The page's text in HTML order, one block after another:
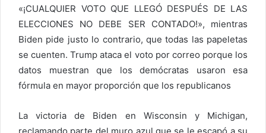
«¡CUALQUIER VOTO QUE LLEGÓ DESPUÉS DE LAS
ELECCIONES NO DEBE SER CONTADO!», mientras
Biden pide justo lo contrario, que todas las papeletas
se cuenten. Trump ataca el voto por correo porque los
datos muestran que los demócratas usaron esa
fórmula en mayor proporción que los republicanos
La victoria de Biden en Wisconsin y Michigan,